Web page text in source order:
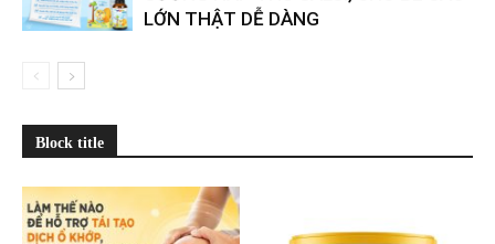
LỚN THẬT DỄ DÀNG
Block title